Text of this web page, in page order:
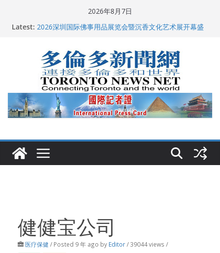
2026年8月7日
Latest: 2026深圳国际佛事用品展览会暨沉香文化艺术展开幕盛
关加拿大就业
2026加拿大青少年儿童绘画比赛颁奖典礼多伦多举行
龚晓华参加多伦多骄傲大游行 与市民分享竞选理念
多伦多市长选举拉开帷幕 多名华人候选人宣布角逐
健健宝公司
医疗保健 / Posted 9 年 ago by Editor/ 39044 views /